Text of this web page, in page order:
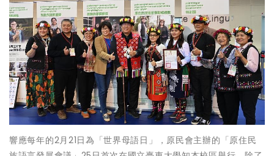
響應每年的2月21日為「世界母語日」，原民會主辦的「原住民